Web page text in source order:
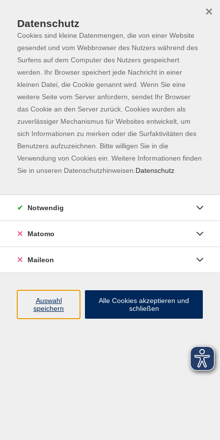
Skip to main content
Programm
Der Kurs konnte nicht gefunden werden.
Kontaktformular
Impressum
AGB
Datenschutzerklärung
Datenschutz
Cookies sind kleine Datenmengen, die von einer Website
gesendet und vom Webbrowser des Nutzers während des
Surfens auf dem Computer des Nutzers gespeichert
werden. Ihr Browser speichert jede Nachricht in einer
kleinen Datei, die Cookie genannt wird. Wenn Sie eine
weitere Seite vom Server anfordern, sendet Ihr Browser
das Cookie an den Server zurück. Cookies wurden als
zuverlässiger Mechanismus für Websites entwickelt, um
sich Informationen zu merken oder die Surfaktivitäten des
Benutzers aufzuzeichnen. Bitte willigen Sie in die
Verwendung von Cookies ein. Weitere Informationen finden
Sie in unseren Datenschutzhinweisen. Datenschutz
×
Notwendig
Matomo
Maileon
Auswahl
speichern
Alle Cookies akzeptieren und
schließen